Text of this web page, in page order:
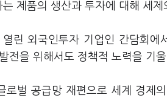
제품의 생산과 투자에 대해 세
린 외국인투자 기업인 간담회
전을 위해서도 정책적 노력을 기
벌 공급망 재편으로 세계 경제